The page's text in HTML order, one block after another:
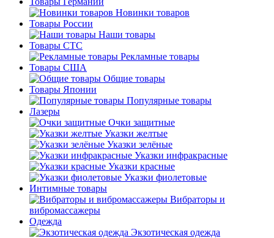
Новинки товаров
Товары России
Наши товары
Товары СТС
Рекламные товары
Товары США
Общие товары
Товары Японии
Популярные товары
Лазеры
Очки защитные
Указки желтые
Указки зелёные
Указки инфракрасные
Указки красные
Указки фиолетовые
Интимные товары
Вибраторы и
вибромассажеры
Одежда
Экзотическая одежда